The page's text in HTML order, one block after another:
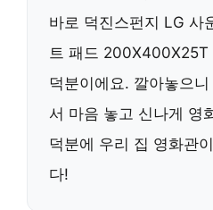
바로 덕진스펀지 LG 사
트 패드 200X400X25T
덕분이에요. 깔아놓으
서 마음 놓고 신나게 영
덕분에 우리 집 영화관
다!